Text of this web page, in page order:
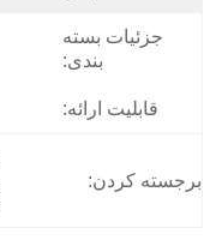
جزئیات بسته
بندی:
قابلیت ارائه:
برجسته کردن: